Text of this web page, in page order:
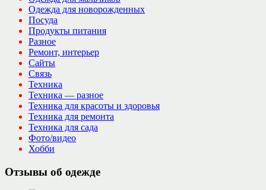
Одежда для новорожденных
Посуда
Продукты питания
Разное
Ремонт, интерьер
Сайты
Связь
Техника
Техника — разное
Техника для красоты и здоровья
Техника для ремонта
Техника для сада
Фото/видео
Хобби
Отзывы об одежде